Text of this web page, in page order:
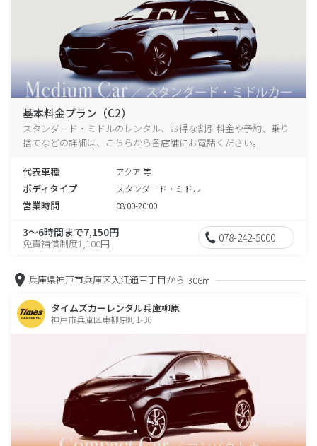
基本料金プラン（C2）
スタンダード・ミドルのレンタル、お得な割引料金や予約、乗り
捨てなどの詳細は、こちらから各店舗にお電話ください。
代表車種 アクア 等
ボディタイプ スタンダード・ミドル
営業時間 08:00-20:00
3～6時間まで7,150円
免責補償制度1,100円 078-242-5000
兵庫県神戸市兵庫区入江通三丁目から 306m
タイムズカーレンタル兵庫柳原
神戸市兵庫区東柳原町1-36